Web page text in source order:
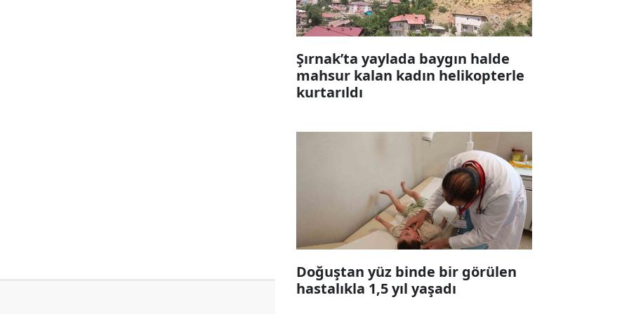
Şırnak’ta yaylada baygın halde
mahsur kalan kadın helikopterle
kurtarıldı
Doğuştan yüz binde bir görülen
hastalıkla 1,5 yıl yaşadı